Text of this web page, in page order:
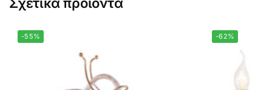
-55% -62%